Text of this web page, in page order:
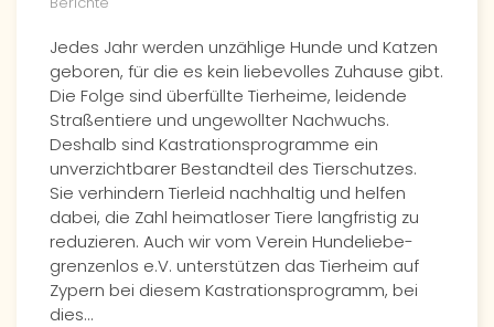
Jedes Jahr werden unzählige Hunde und Katzen
geboren, für die es kein liebevolles Zuhause gibt.
Die Folge sind überfüllte Tierheime, leidende
Straßentiere und ungewollter Nachwuchs.
Deshalb sind Kastrationsprogramme ein
unverzichtbarer Bestandteil des Tierschutzes.
Sie verhindern Tierleid nachhaltig und helfen
dabei, die Zahl heimatloser Tiere langfristig zu
reduzieren. Auch wir vom Verein Hundeliebe-
grenzenlos e.V. unterstützen das Tierheim auf
Zypern bei diesem Kastrationsprogramm, bei
dies…